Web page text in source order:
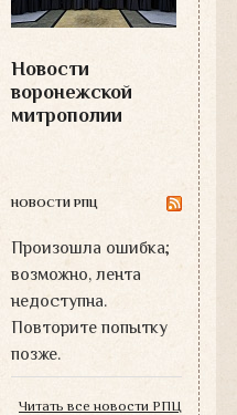
Новости
воронежской
митрополии
НОВОСТИ РПЦ
Произошла ошибка;
возможно, лента
недоступна.
Повторите попытку
позже.
Читать все новости РПЦ